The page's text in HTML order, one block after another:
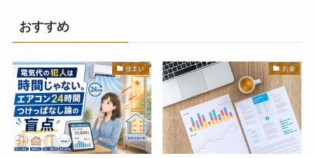
おすすめ
住まい お金